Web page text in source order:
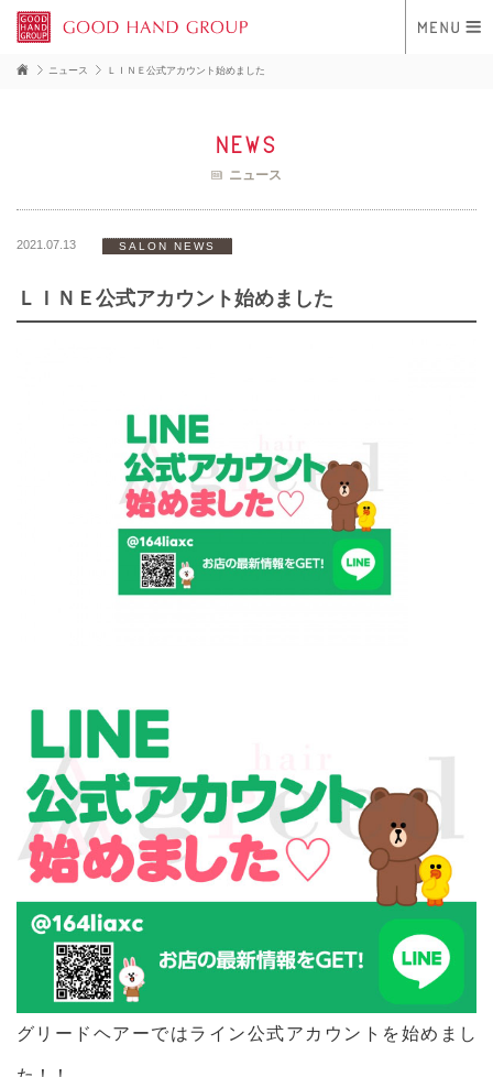
ニュース ＬＩＮＥ公式アカウント始めました
news
ニュース
2021.07.13 SALON NEWS
ＬＩＮＥ公式アカウント始めました
グリードヘアーではライン公式アカウントを始めまし